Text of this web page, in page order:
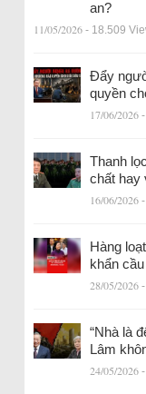
an?
11/05/2026 - 18.509
Đẩy
quyền
17/06/2026
Thanh
chất hay
16/06/2026
Hàng
khẩn
28/05/2026
“Nhà là
Lâm
24/05/2026